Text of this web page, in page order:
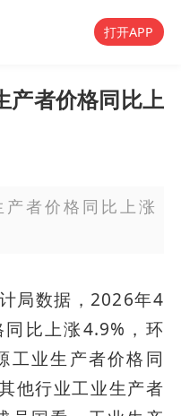
打开APP
产者价格同比上
者价格同比上涨
局数据，2026年4
比上涨4.9%，环
工业生产者价格同
他行业工业生产者